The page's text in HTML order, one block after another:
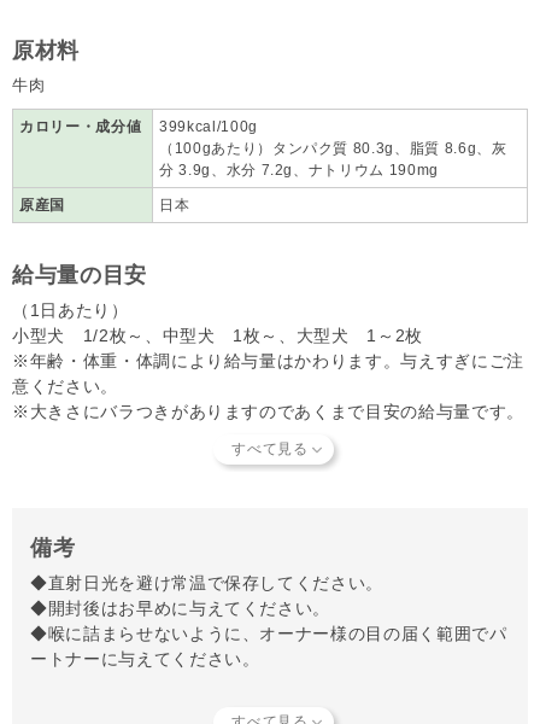
原材料
牛肉
カロリー・成分値
399kcal/100g
（100gあたり）タンパク質 80.3g、脂質 8.6g、灰
分 3.9g、水分 7.2g、ナトリウム 190mg
原産国 日本
給与量の目安
（1日あたり）
小型犬 1/2枚～、中型犬 1枚～、大型犬 1～2枚
※年齢・体重・体調により給与量はかわります。与えすぎにご注
意ください。
※大きさにバラつきがありますのであくまで目安の給与量です。
備考
◆直射日光を避け常温で保存してください。
◆開封後はお早めに与えてください。
◆喉に詰まらせないように、オーナー様の目の届く範囲でパ
ートナーに与えてください。